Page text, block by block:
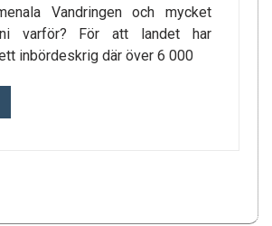
Vandringen och mycket
varför? För att landet har
inbördeskrig där över 6 000